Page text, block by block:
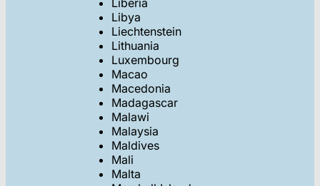
Libya
Liechtenstein
Lithuania
Luxembourg
Macao
Macedonia
Madagascar
Malawi
Malaysia
Maldives
Mali
Malta